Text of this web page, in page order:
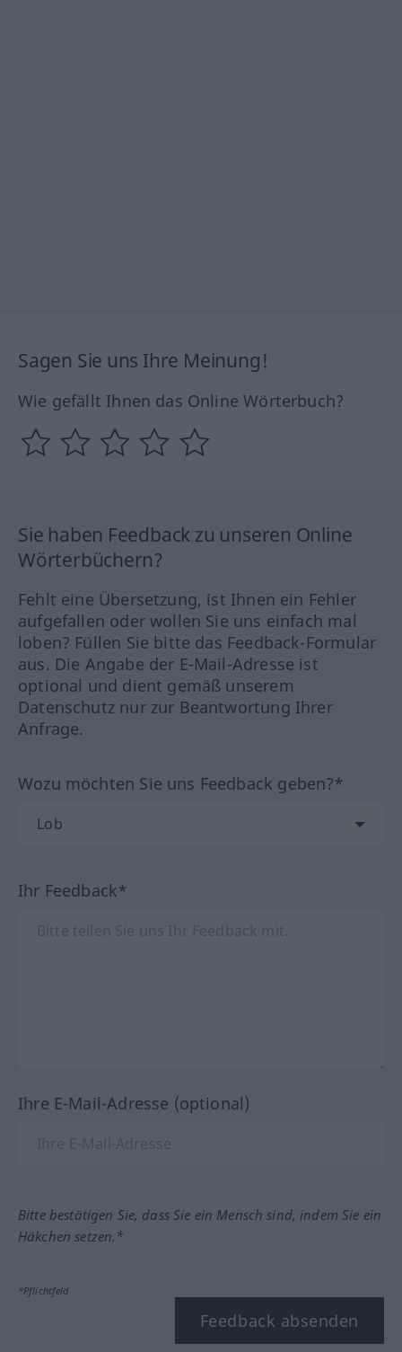
Sagen Sie uns Ihre Meinung!
Wie gefällt Ihnen das Online Wörterbuch?
Sie haben Feedback zu unseren Online
Wörterbüchern?
Fehlt eine Übersetzung, ist Ihnen ein Fehler
aufgefallen oder wollen Sie uns einfach mal
loben? Füllen Sie bitte das Feedback-Formular
aus. Die Angabe der E-Mail-Adresse ist
optional und dient gemäß unserem
Datenschutz nur zur Beantwortung Ihrer
Anfrage.
Wozu möchten Sie uns Feedback geben?*
Ihr Feedback*
Ihre E-Mail-Adresse (optional)
Bitte bestätigen Sie, dass Sie ein Mensch sind, indem Sie ein
Häkchen setzen.*
*Pflichtfeld
Feedback absenden